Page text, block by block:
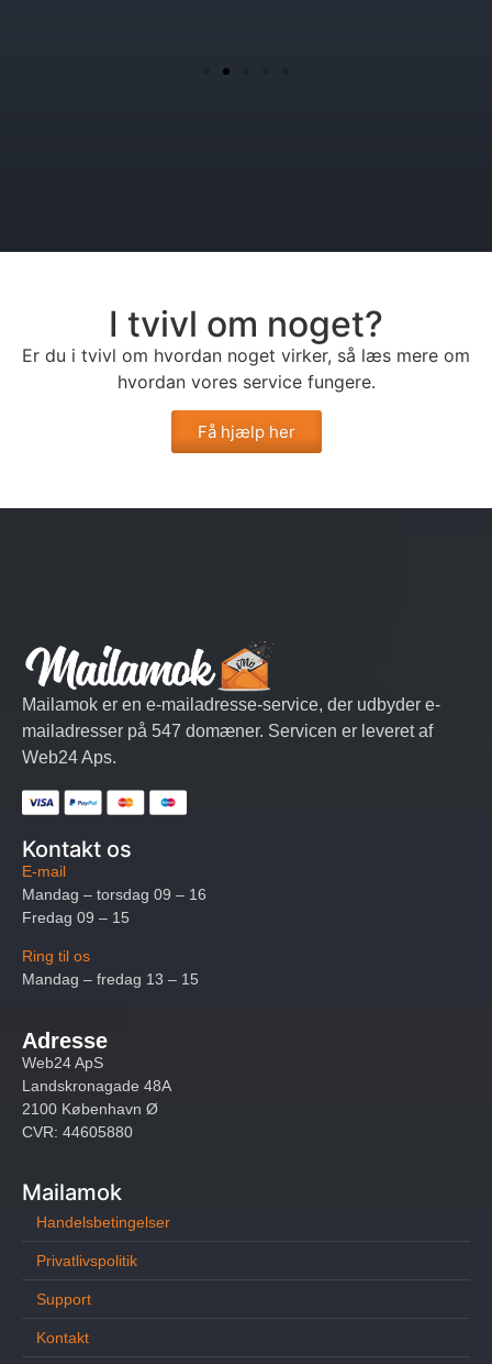
I tvivl om noget?
Er du i tvivl om hvordan noget virker, så læs mere om
hvordan vores service fungere.
Få hjælp her
Mailamok er en e-mailadresse-service, der udbyder e-
mailadresser på 547 domæner. Servicen er leveret af
Web24 Aps.
Kontakt os
E-mail
Mandag – torsdag 09 – 16
Fredag 09 – 15
Ring til os
Mandag – fredag 13 – 15
Adresse
Web24 ApS
Landskronagade 48A
2100 København Ø
CVR: 44605880
Mailamok
Handelsbetingelser
Privatlivspolitik
Support
Kontakt